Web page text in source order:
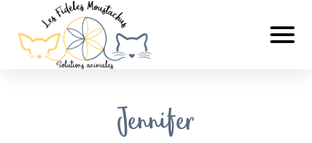
Jennifer